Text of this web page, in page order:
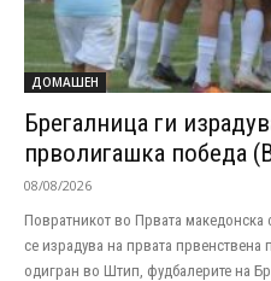
ДОМАШЕН
Брегалница ги
прволигашка победа
08/08/2026
Повратникот во Првата македонска
се израдува на првата
одигран во Штип, фудбалерите на